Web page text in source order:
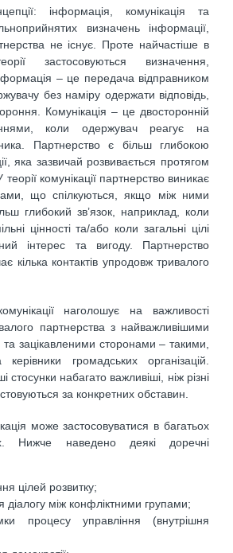
інформація, комунікація та
визначень інформації,
не існує. Проте найчастіше в
застосовуються визначення,
– це передача відправником
без наміру одержати відповідь,
Комунікація – це двосторонній
коли одержувач реагує на
Партнерство є більш глибокою
яка зазвичай розвивається протягом
комунікації партнерство виникає
що спілкуються, якщо між ними
глибокий зв’язок, наприклад, коли
цінності та/або коли загальні цілі
інтерес та вигоду. Партнерство
кілька контактів упродовж тривалого
наголошує на важливості
партнерства з найважливішими
зацікавленими сторонами – такими,
громадських організацій.
стосунки набагато важливіші, ніж різні
за конкретних обставин.
може застосовуватися в багатьох
Нижче наведено деякі доречні
цілей розвитку;
діалогу між конфліктними групами;
процесу управління (внутрішня